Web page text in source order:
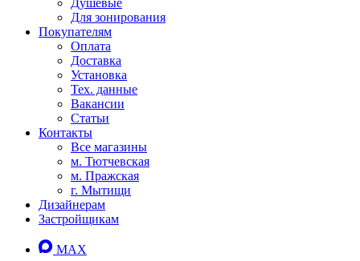
Душевые
Для зонирования
Покупателям
Оплата
Доставка
Установка
Тех. данные
Вакансии
Статьи
Контакты
Все магазины
м. Тютчевская
м. Пражская
г. Мытищи
Дизайнерам
Застройщикам
MAX